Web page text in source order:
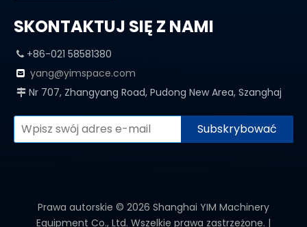
SKONTAKTUJ SIĘ Z NAMI
 +86-021 58581380
 yang@yimspace.com
 Nr 707, Zhangyang Road, Pudong New Area, Szanghaj
Subskrybować
Prawa autorskie © 2026 Shanghai YIM Machinery
Equipment Co., Ltd. Wszelkie prawa zastrzeżone. |